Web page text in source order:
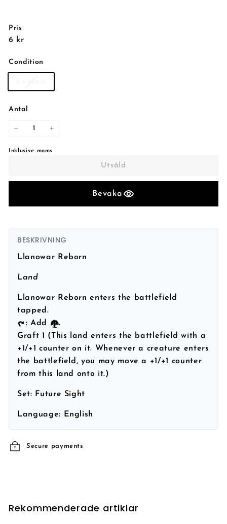
Pris
Reguljärt
6 kr6
Condition
Antal
Inklusive moms
Utsåld
Bevaka
BESKRIVNING
Llanowar Reborn
Land
Llanowar Reborn enters the battlefield
tapped.
: Add
.
Graft 1 (This land enters the battlefield with a
+1/+1 counter on it. Whenever a creature enters
the battlefield, you may move a +1/+1 counter
from this land onto it.)
Set: Future Sight
Language: English
Secure payments
Rekommenderade artiklar